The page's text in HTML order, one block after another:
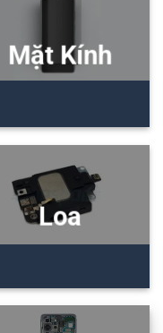
Mặt Kính
Loa